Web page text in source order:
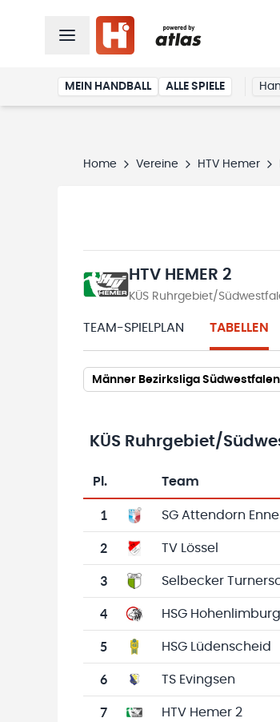
MEIN HANDBALL ALLE SPIELE
Home Vereine HTV Hemer
HTV HEMER 2
KÜS Ruhrgebiet/
TEAM-SPIELPLAN TABELLEN
Männer Bezirksliga
KÜS Ruhrgebiet/
Tabelle mit
Pl. Team
1 SG Attendorn
2 TV Lössel
3 Selbecker
4 HSG Hohenlimburg
5 HSG Lüdenscheid
6 TS Evingsen
7 HTV Hemer 2